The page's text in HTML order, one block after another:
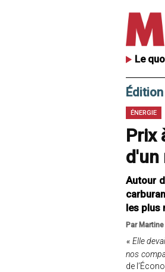
Le
ÉNERGIE
Prix
d'un
Autour
les plus
Par
«Elle
nos
de